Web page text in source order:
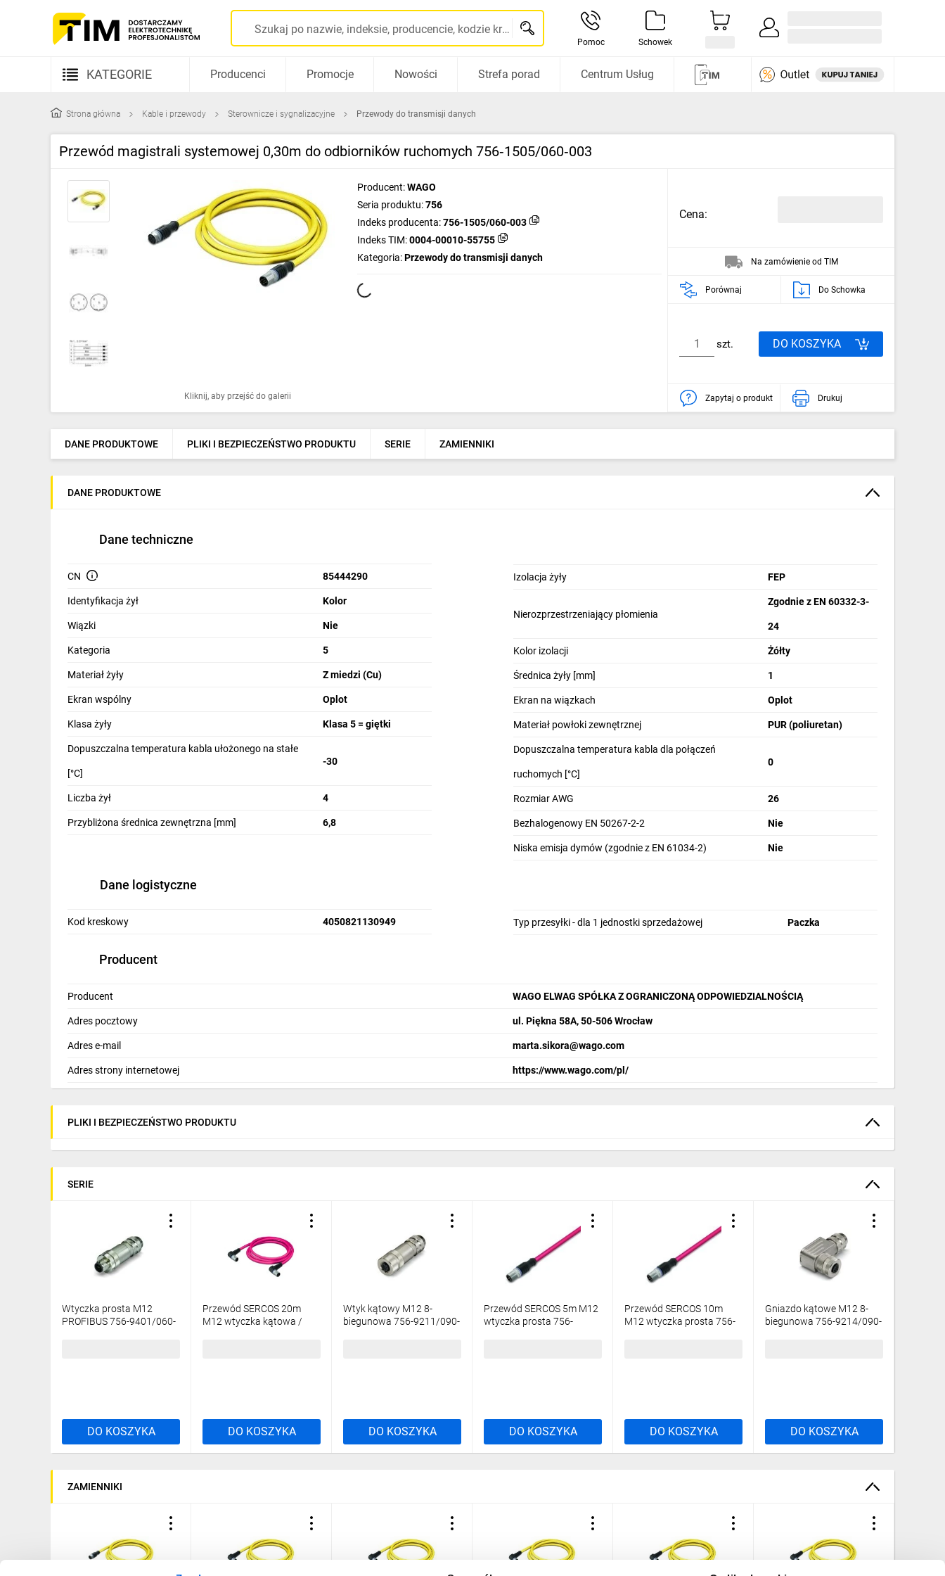
Szukaj po nazwie, indeksie, producencie, kodzie kreskowym...
Pomoc Schowek
KATEGORIE
Kable i przewody
Rozdzielnice i obudowy
Elementy prowadzenia kabli
Gniazda i łączniki
Oprawy oświetleniowe
Pompy ciepła
Ogrzewanie
Elektronarzędzia i mierniki
Dom i ogród
Odzież ochronna i BHP
Inne
Budowa i Remont
Elektronika
Smart home
Producenci Promocje Nowości Strefa porad Centrum Usług
Strona główna Kable i przewody Sterownicze i sygnalizacyjne Przewody do transmisji danych
Przewód magistrali systemowej 0,30m do odbiorników ruchomych 756‑1505/060‑003
Kliknij, aby przejść do galerii
Producent:WAGO
Seria produktu:756
Indeks producenta:756-1505/060-003
Indeks TIM:0004-00010-55755
Kategoria:Przewody do transmisji danych
Cena:
Na zamówienie od TIM
Porównaj Do Schowka
szt. DO KOSZYKA
Zapytaj o produkt Drukuj
DANE PRODUKTOWE PLIKI I BEZPIECZEŃSTWO PRODUKTU SERIE ZAMIENNIKI
DANE PRODUKTOWE
Dane techniczne
CN 85444290
Identyfikacja żył Kolor
Wiązki Nie
Kategoria 5
Materiał żyły Z miedzi (Cu)
Ekran wspólny Oplot
Klasa żyły Klasa 5 = giętki
Dopuszczalna temperatura kabla ułożonego na stałe
[°C]
-30
Liczba żył 4
Przybliżona średnica zewnętrzna [mm] 6,8
Izolacja żyły FEP
Nierozprzestrzeniający płomienia
Zgodnie z EN 60332-3-
24
Kolor izolacji Żółty
Średnica żyły [mm] 1
Ekran na wiązkach Oplot
Materiał powłoki zewnętrznej PUR (poliuretan)
Dopuszczalna temperatura kabla dla połączeń
ruchomych [°C]
0
Rozmiar AWG 26
Bezhalogenowy EN 50267-2-2 Nie
Niska emisja dymów (zgodnie z EN 61034-2) Nie
Dane logistyczne
Kod kreskowy 4050821130949 Typ przesyłki - dla 1 jednostki sprzedażowej Paczka
Producent
Producent WAGO ELWAG SPÓŁKA Z OGRANICZONĄ ODPOWIEDZIALNOŚCIĄ
Adres pocztowy ul. Piękna 58A, 50-506 Wrocław
Adres e-mail marta.sikora@wago.com
Adres strony internetowej https://www.wago.com/pl/
PLIKI I BEZPIECZEŃSTWO PRODUKTU
SERIE
Wtyczka prosta M12
PROFIBUS 756-9401/060-
DO KOSZYKA
Przewód SERCOS 20m
M12 wtyczka kątowa /
DO KOSZYKA
Wtyk kątowy M12 8-
biegunowa 756-9211/090-
DO KOSZYKA
Przewód SERCOS 5m M12
wtyczka prosta 756-
DO KOSZYKA
Przewód SERCOS 10m
M12 wtyczka prosta 756-
DO KOSZYKA
Gniazdo kątowe M12 8-
biegunowa 756-9214/090-
DO KOSZYKA
ZAMIENNIKI